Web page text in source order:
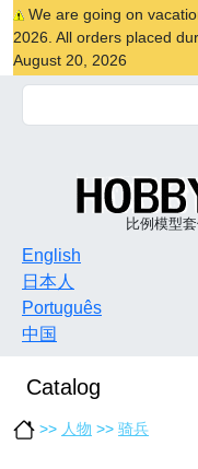
We are going on
2026. All orders placed
August 20, 2026
比例模型
English
日本人
Português
中国
Catalog
>> 人物 >> 骑兵